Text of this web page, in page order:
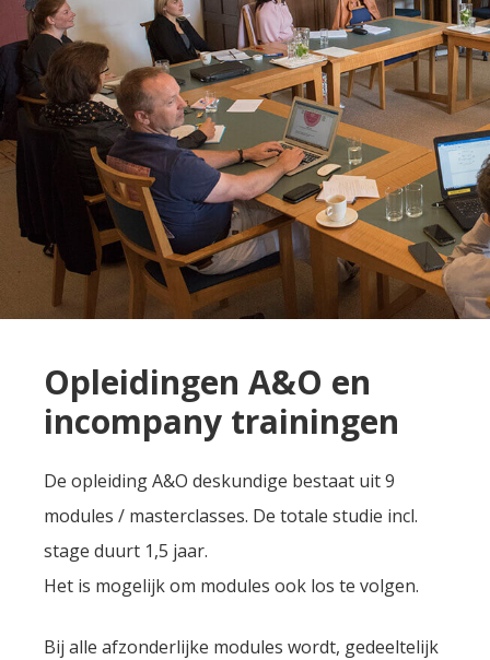
Opleidingen A&O en
incompany trainingen
De opleiding A&O deskundige bestaat uit 9
modules / masterclasses. De totale studie incl.
stage duurt 1,5 jaar.
Het is mogelijk om modules ook los te volgen.
Bij alle afzonderlijke modules wordt, gedeeltelijk